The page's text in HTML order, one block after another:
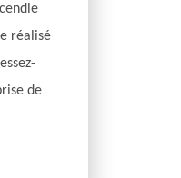
réalisé
de